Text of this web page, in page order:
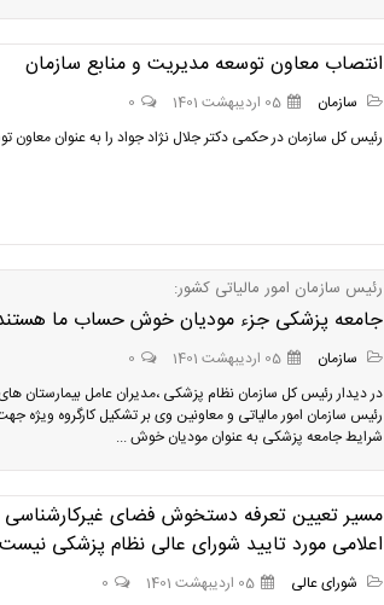
انتصاب معاون توسعه مدیریت و منابع سازمان
سازمان 05 اردیبهشت 1401
0
رئیس کل سازمان در حکمی دکتر جلال نژاد جواد را به عنوان
رئیس سازمان امور مالیاتی کشور:
جامعه پزشکی جزء مودیان خوش حساب ما
سازمان 05 اردیبهشت 1401
0
در دیدار رئیس کل سازمان نظام پزشکی ،مدیران عامل بیمارستان
رئیس سازمان امور مالیاتی و معاونین وی بر تشکیل کارگروه
شرایط جامعه پزشکی به عنوان مودیان خوش ...
مسیر تعیین تعرفه دستخوش فضای
اعلامی مورد تایید شورای عالی نظام پزشکی نیست
شورای عالی 05 اردیبهشت 1401
0